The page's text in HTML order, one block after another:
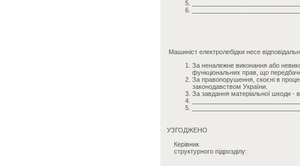
Машиніст електролебідки несе
За неналежне виконання або
функціональних прав, що
За правопорушення, скоєні в
законодавством України.
За завдання матеріальної шкоди -
УЗГОДЖЕНО
Керівник
структурного підрозділу: